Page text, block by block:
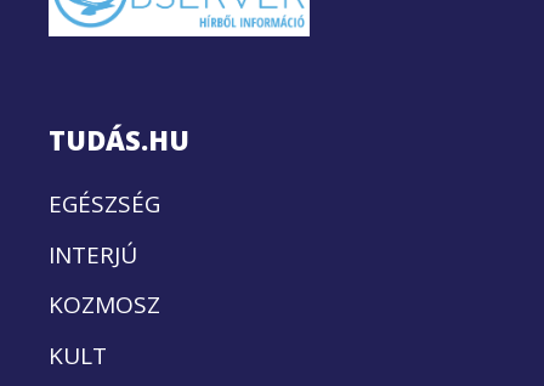
TUDÁS.HU
EGÉSZSÉG
INTERJÚ
KOZMOSZ
KULT